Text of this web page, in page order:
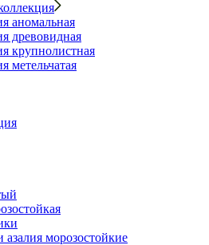
аномальная
древовидная
крупнолистная
метельчатая
азалия морозостойкие